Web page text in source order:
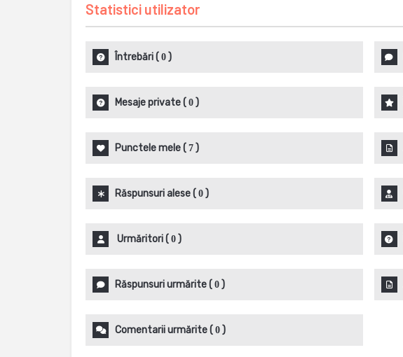
Statistici utilizator
Întrebări( 0 )
Mesaje private( 0 )
Punctele mele( 7 )
Răspunsuri alese( 0 )
Urmăritori( 0 )
Răspunsuri urmărite( 0 )
Comentarii urmărite( 0 )